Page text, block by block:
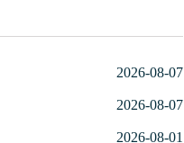
2026-08-07
2026-08-07
2026-08-01